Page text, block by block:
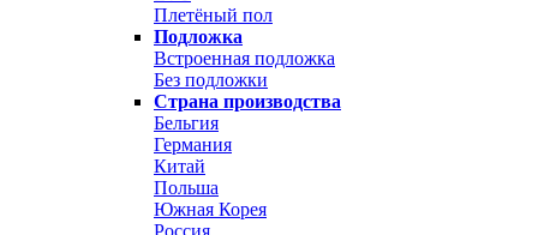
Плетёный пол
Подложка
Встроенная подложка
Без подложки
Страна производства
Бельгия
Германия
Китай
Польша
Южная Корея